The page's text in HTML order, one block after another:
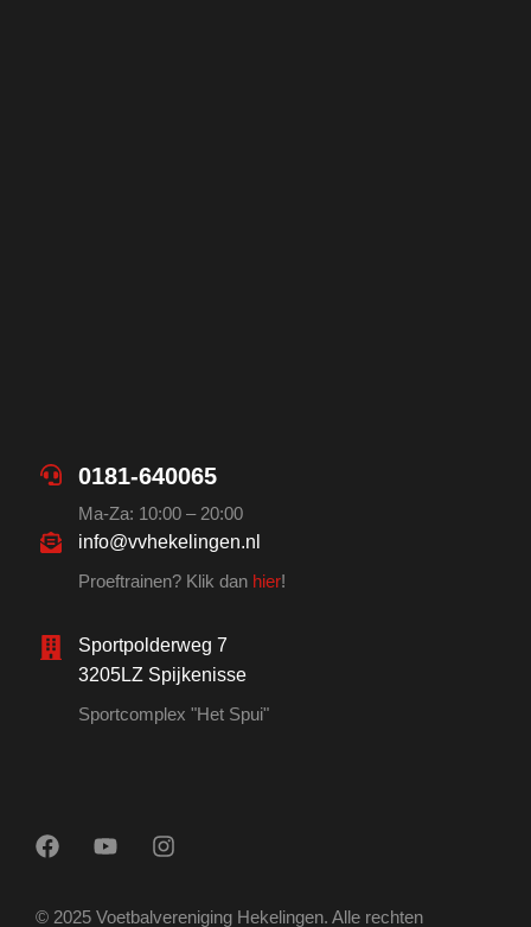
0181-640065
Ma-Za: 10:00 – 20:00
info@vvhekelingen.nl
Proeftrainen? Klik dan hier!
Sportpolderweg 7
3205LZ Spijkenisse
Sportcomplex "Het Spui"
© 2025 Voetbalvereniging Hekelingen. Alle rechten